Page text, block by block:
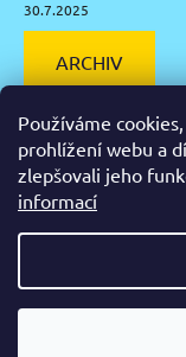
Používáme
prohlížení webu a
zlepšovali jeho
informací
Od čtvrtka 6.8. do
30.7.2025
ARCHIV
Facebook